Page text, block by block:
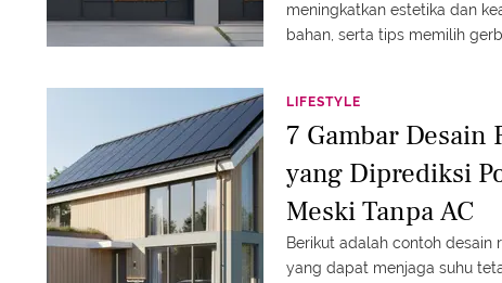
meningkatkan estetika dan
bahan, serta tips memilih
LIFESTYLE
7 Gambar Desain
yang Diprediksi
Meski Tanpa AC
Berikut adalah contoh
yang dapat menjaga suhu